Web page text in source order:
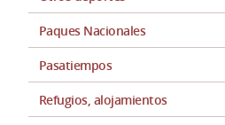
Paques Nacionales
Pasatiempos
Refugios, alojamientos